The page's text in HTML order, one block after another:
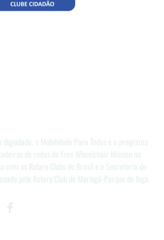
o Mobilidade Para Todos é o programa
de rodas da Free Wheelchair Mission no
com os Rotary Clubs do Brasil e a Secretaria de
pelo Rotary Club de Maringá-Parque do Ingá.
Facebook-